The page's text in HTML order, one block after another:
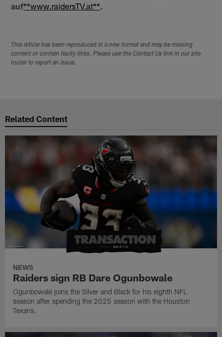
auf**www.raidersTV.at**.
This article has been reproduced in a new format and may be missing
content or contain faulty links. Please use the Contact Us link in our site
footer to report an issue.
Related Content
NEWS
Raiders sign RB Dare Ogunbowale
Ogunbowale joins the Silver and Black for his eighth NFL
season after spending the 2025 season with the Houston
Texans.